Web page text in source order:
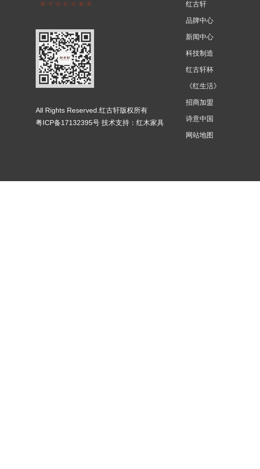
All Rights Reserved.红古轩版权所有
粤ICP备17132395号 技术支持： 红木家具
红古轩
品牌中心
新闻中心
科技制造
红古轩杯
《红生活》
招商加盟
诗意中国
网站地图